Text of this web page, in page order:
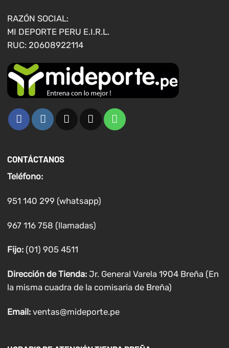
RAZÓN SOCIAL:
MI DEPORTE PERU E.I.R.L.
RUC: 20608922114
CONTÁCTANOS
Teléfono:
951 140 299 (whatsapp)
967 116 758 (llamadas)
Fijo:(01) 905 4511
Dirección de Tienda: Jr. General Varela 1904 Breña (En
la misma cuadra de la comisaria de Breña)
Email: ventas@mideporte.pe